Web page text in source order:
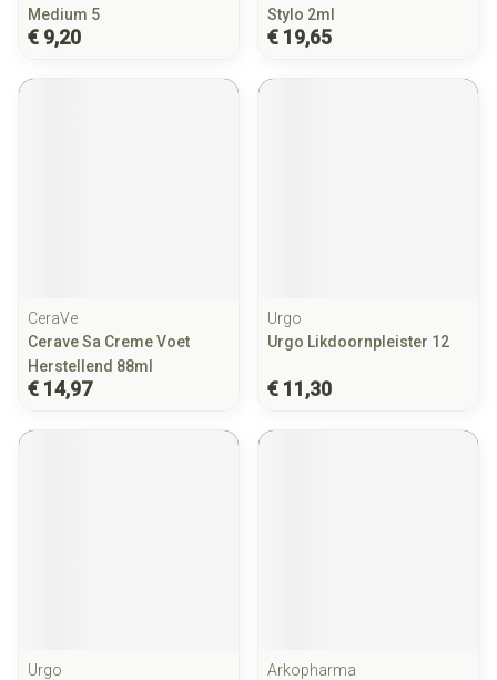
Medium 5
€ 9,20
Stylo 2ml
€ 19,65
CeraVe
Cerave Sa Creme Voet
Herstellend 88ml
€ 14,97
Urgo
Urgo Likdoornpleister 12
€ 11,30
Urgo
Arkopharma